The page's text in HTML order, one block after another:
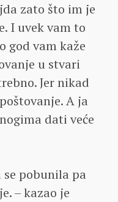
zato što im je
I uvek vam to
god vam kaže
u stvari
Jer nikad
A ja
dati veće
se pobunila pa
– kazao je